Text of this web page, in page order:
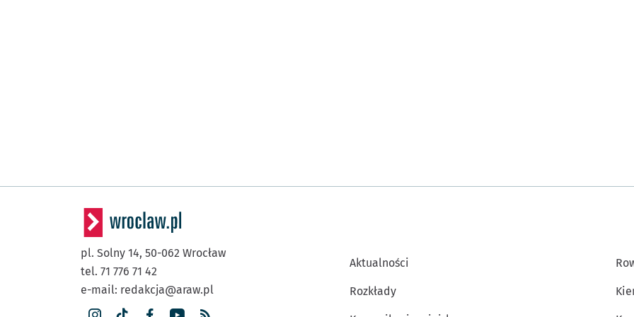
pl. Solny 14, 50-062 Wrocław
tel. 71 776 71 42
e-mail: redakcja@araw.pl
Aktualności
Rozkłady